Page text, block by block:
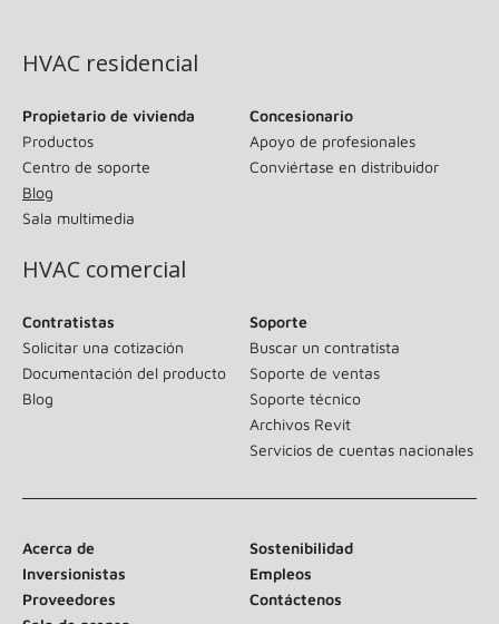
HVAC residencial
Propietario de vivienda
Productos
Centro de soporte
Blog
Sala multimedia
Concesionario
Apoyo de profesionales
Conviértase en distribuidor
HVAC comercial
Contratistas
Solicitar una cotización
Documentación del producto
Blog
Soporte
Buscar un contratista
Soporte de ventas
Soporte técnico
Archivos Revit
Servicios de cuentas nacionales
Acerca de
Sostenibilidad
Inversionistas
Empleos
Proveedores
Contáctenos